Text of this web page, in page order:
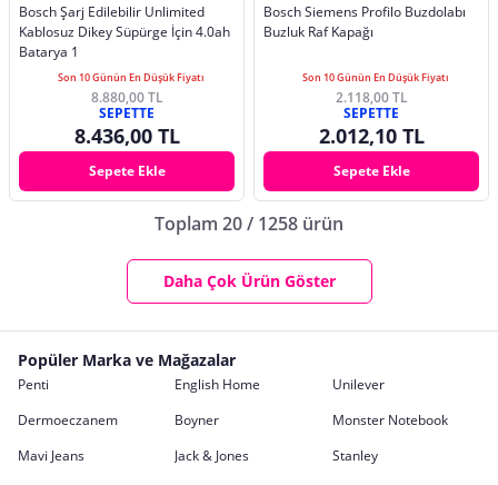
Bosch Şarj Edilebilir Unlimited
Kablosuz Dikey Süpürge İçin 4.0ah
Batarya 1
Son 10 Günün En Düşük Fiyatı
8.880,00 TL
SEPETTE
8.436,00 TL
Sepete Ekle
Bosch Siemens Profilo Buzdolabı
Buzluk Raf Kapağı
Son 10 Günün En Düşük Fiyatı
2.118,00 TL
SEPETTE
2.012,10 TL
Sepete Ekle
Toplam 20 / 1258 ürün
Daha Çok Ürün Göster
Popüler Marka ve Mağazalar
Penti English Home
Unilever
Dermoeczanem
Boyner
Monster Notebook
Mavi Jeans
Jack & Jones
Stanley